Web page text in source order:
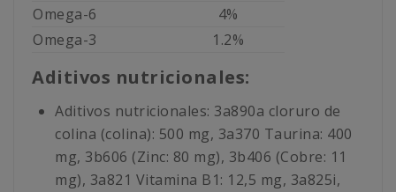
Omega-6
4%
Omega-3
1.2%
Aditivos nutricionales:
Aditivos nutricionales: 3a890a cloruro de
colina (colina): 500 mg, 3a370 Taurina: 400
mg, 3b606 (Zinc: 80 mg), 3b406 (Cobre: 11
mg), 3a821 Vitamina B1: 12,5 mg, 3a825i,